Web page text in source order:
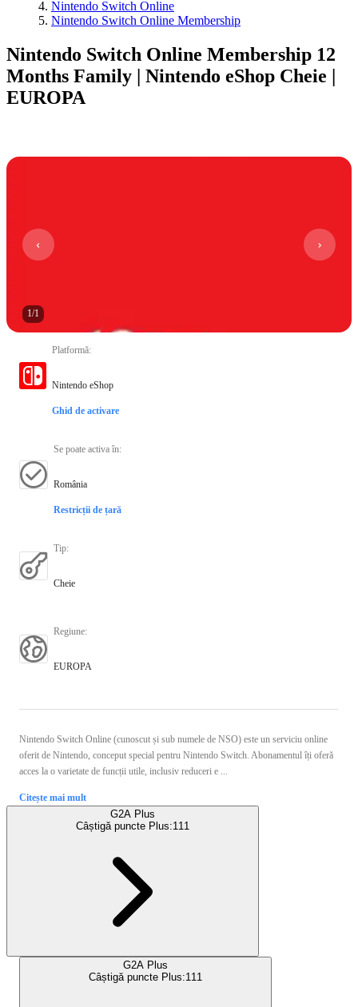
Nintendo Switch Online
Nintendo Switch Online Membership
Nintendo Switch Online Membership 12
Months Family | Nintendo eShop Cheie |
EUROPA
1/1
Platformă:
Nintendo eShop
Ghid de activare
Se poate activa în:
România
Restricții de țară
Tip:
Cheie
Regiune:
EUROPA
Nintendo Switch Online (cunoscut și sub numele de NSO) este un serviciu online
oferit de Nintendo, conceput special pentru Nintendo Switch. Abonamentul îți oferă
acces la o varietate de funcții utile, inclusiv reduceri e ...
Citește mai mult
G2A Plus
Câștigă puncte Plus:111
G2A Plus
Câștigă puncte Plus:111